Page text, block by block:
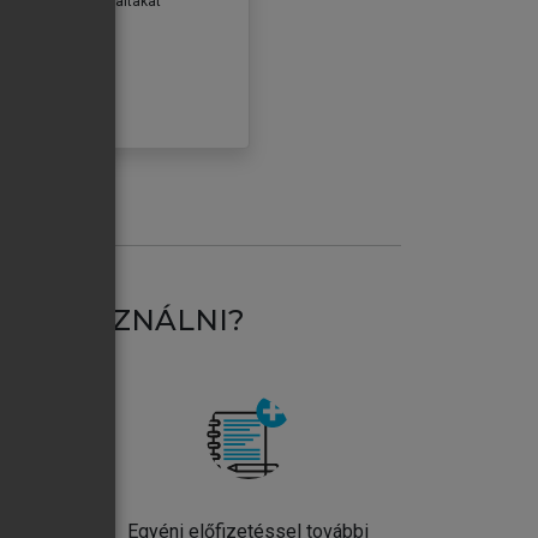
HASZNÁLNI?
Egyéni előfizetéssel további